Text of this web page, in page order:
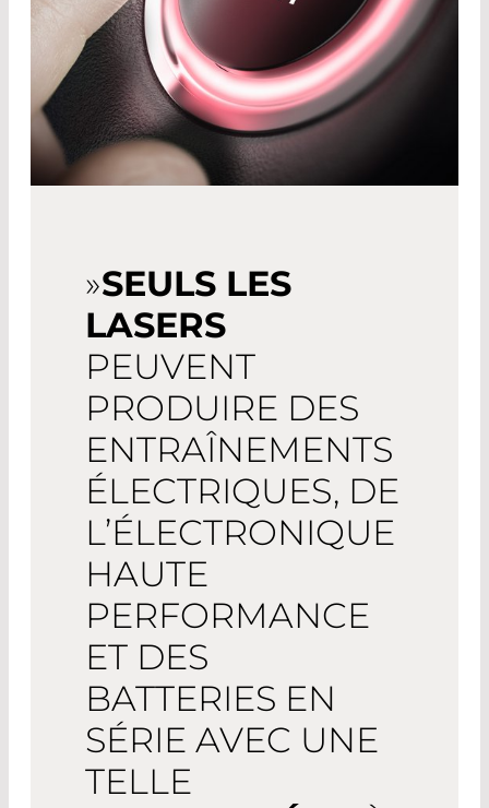
»SEULS LES
LASERS
PEUVENT
PRODUIRE DES
ENTRAÎNEMENTS
ÉLECTRIQUES, DE
L’ÉLECTRONIQUE
HAUTE
PERFORMANCE
ET DES
BATTERIES EN
SÉRIE AVEC UNE
TELLE